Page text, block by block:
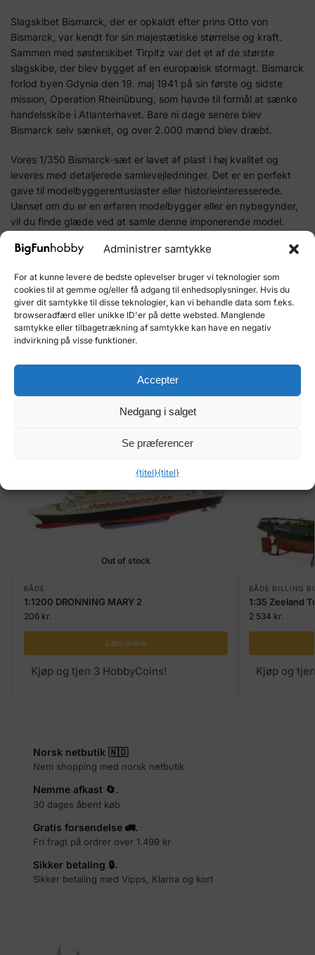
Administrer samtykke
For at kunne levere de bedste oplevelser bruger vi teknologier som
cookies til at gemme og/eller få adgang til enhedsoplysninger. Hvis du
giver dit samtykke til disse teknologier, kan vi behandle data som f.eks.
browseradfærd eller unikke ID'er på dette websted. Manglende
samtykke eller tilbagetrækning af samtykke kan have en negativ
indvirkning på visse funktioner.
Accepter
Nedgang i salget
Se præferencer
{titel}{titel}
Slagskibet Bismarck, der er opkaldt efter prins Otto von
Bismarck, var kendt for sin majestætiske størrelse og kraft.
Sammen med søsterskibet Tirpitz var det et af de største
slagskibe, der blev bygget af en europæisk stormagt. Bismarck
forlod byen Gdynia den 19. maj 1941 på sin første og sidste
mission, Operation Rheinübung, som havde til formål at sænke
handelsskibe i Atlanterhavet. Bare ni dage senere blev
Bismarck selv sænket, og over 2.000 mænd blev dræbt.
Vores 1/350 Bismarck-sæt er lavet af plast i høj kvalitet og
leveres med detaljerede samlevejledninger. Det er en perfekt
gave til modelbyggerentusiaster eller historieinteresserede.
Uanset om du er en erfaren modelbygger eller en nybegynder,
vil du finde glæde ved at samle denne imponerende model.
Udforsk Bismarcks fascinerende historie, og tag del i glæden
Bestil dit Bismarck-sæt nu.
Varenummer (SKU): 420527
Kategori:
Relaterede varer
Out of stock
BÅDE
1:1200 DRONNING MARY 2
206 kr.
Læs mere
Kjøp og tjen 3 HobbyCoins!
BÅDE BILLING
1:35 Zeeland
2 534 kr.
Kjøp og
Norsk netbutik 🇳🇴
Nem shopping med norsk netbutik
Nemme afkast 🔄.
30 dages åbent køb
Gratis forsendelse 🚛.
Fri fragt på ordrer over 1.499 kr
Sikker betaling 🔒.
Sikker betaling med Vipps, Klarna og kort